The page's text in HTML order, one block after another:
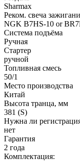
Sharmax
Реком. свеча
NGK B7HS-10 or
Система подъёма
Ручная
Стартер
ручной
Топливная смесь
50/1
Место производства
Китай
Высота транца, мм
381 (S)
Нужна ли
нет
Гарантия
2 года
Комплектация: